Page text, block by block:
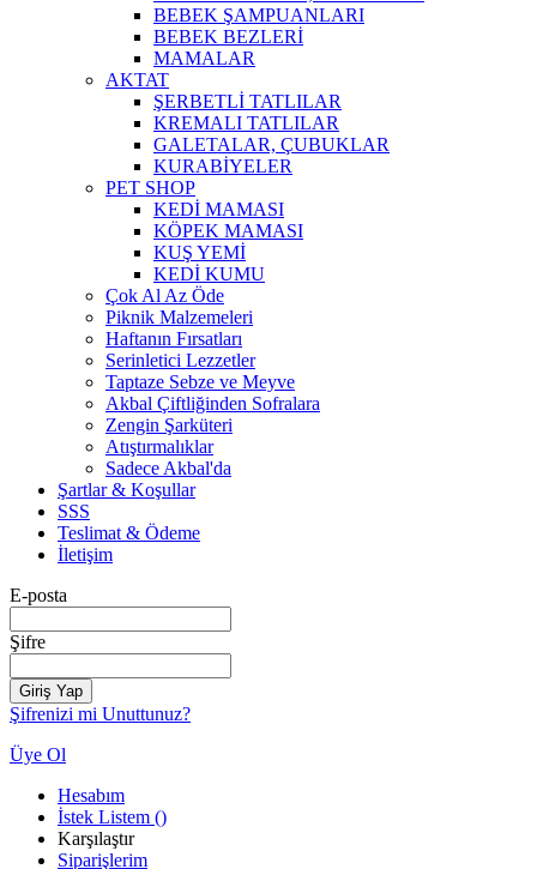
BEBEK ŞAMPUANLARI
BEBEK BEZLERİ
MAMALAR
AKTAT
ŞERBETLİ TATLILAR
KREMALI TATLILAR
GALETALAR, ÇUBUKLAR
KURABİYELER
PET SHOP
KEDİ MAMASI
KÖPEK MAMASI
KUŞ YEMİ
KEDİ KUMU
Çok Al Az Öde
Piknik Malzemeleri
Haftanın Fırsatları
Serinletici Lezzetler
Taptaze Sebze ve Meyve
Akbal Çiftliğinden Sofralara
Zengin Şarküteri
Atıştırmalıklar
Sadece Akbal'da
Şartlar & Koşullar
SSS
Teslimat & Ödeme
İletişim
E-posta
Şifre
Giriş Yap
Şifrenizi mi Unuttunuz?
Üye Ol
Hesabım
İstek Listem ()
Karşılaştır
Siparişlerim